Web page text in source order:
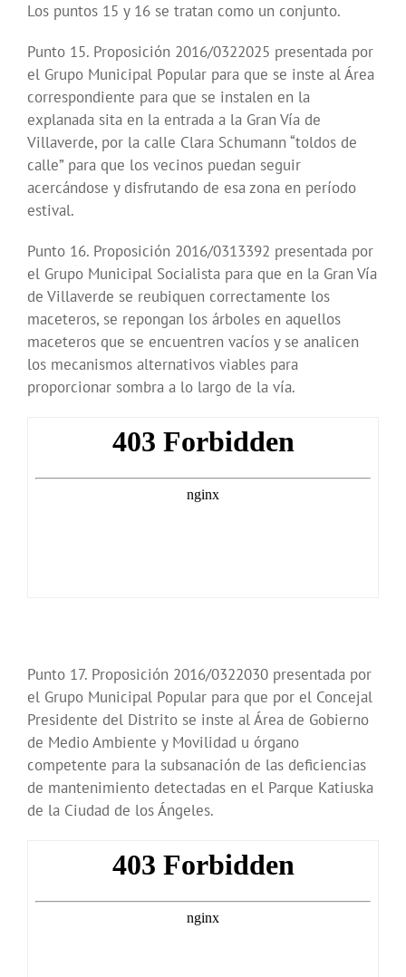
Los puntos 15 y 16 se tratan como un conjunto.
Punto 15. Proposición 2016/0322025 presentada por
el Grupo Municipal Popular para que se inste al Área
correspondiente para que se instalen en la
explanada sita en la entrada a la Gran Vía de
Villaverde, por la calle Clara Schumann “toldos de
calle” para que los vecinos puedan seguir
acercándose y disfrutando de esa zona en período
estival.
Punto 16. Proposición 2016/0313392 presentada por
el Grupo Municipal Socialista para que en la Gran Vía
de Villaverde se reubiquen correctamente los
maceteros, se repongan los árboles en aquellos
maceteros que se encuentren vacíos y se analicen
los mecanismos alternativos viables para
proporcionar sombra a lo largo de la vía.
Punto 17. Proposición 2016/0322030 presentada por
el Grupo Municipal Popular para que por el Concejal
Presidente del Distrito se inste al Área de Gobierno
de Medio Ambiente y Movilidad u órgano
competente para la subsanación de las deficiencias
de mantenimiento detectadas en el Parque Katiuska
de la Ciudad de los Ángeles.